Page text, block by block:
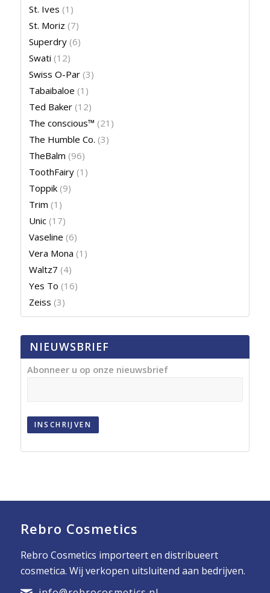
St. Ives (1)
St. Moriz (7)
Superdry (6)
Swati (12)
Swiss O-Par (3)
Tabaibaloe (1)
Ted Baker (12)
The conscious™ (21)
The Humble Co. (3)
TheBalm (96)
ToothFairy (1)
Toppik (9)
Trim (1)
Unic (17)
Vaseline (6)
Vera Mona (1)
Waltz7 (4)
Yes To (16)
Zeiss (3)
NIEUWSBRIEF
Abonneer u op onze nieuwsbrief
INSCHRIJVEN
Rebro Cosmetics
Rebro Cosmetics importeert en distribueert
cosmetica. Wij verkopen uitsluitend aan bedrijven.